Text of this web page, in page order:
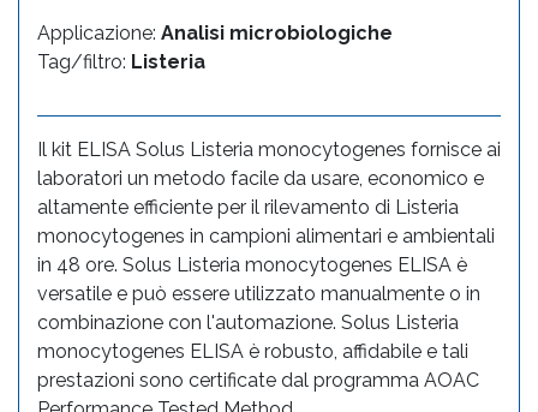
Applicazione: Analisi microbiologiche
Tag/filtro: Listeria
Il kit ELISA Solus Listeria monocytogenes fornisce ai
laboratori un metodo facile da usare, economico e
altamente efficiente per il rilevamento di Listeria
monocytogenes in campioni alimentari e ambientali
in 48 ore. Solus Listeria monocytogenes ELISA è
versatile e può essere utilizzato manualmente o in
combinazione con l'automazione. Solus Listeria
monocytogenes ELISA è robusto, affidabile e tali
prestazioni sono certificate dal programma AOAC